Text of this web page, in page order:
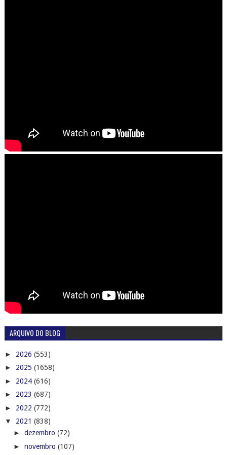
ARQUIVO DO BLOG
► 2026 (553)
► 2025 (1658)
► 2024 (616)
► 2023 (687)
► 2022 (772)
▼ 2021 (838)
► dezembro (72)
► novembro (107)